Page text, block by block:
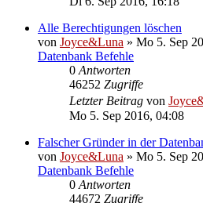
Alle Berechtigungen löschen
von Joyce&Luna » Mo 5. Sep
Datenbank Befehle
0 Antworten
46252 Zugriffe
Letzter Beitrag von
Mo 5. Sep 2016, 04:08
Falscher Gründer in der
von Joyce&Luna » Mo 5. Sep
Datenbank Befehle
0 Antworten
44672 Zugriffe